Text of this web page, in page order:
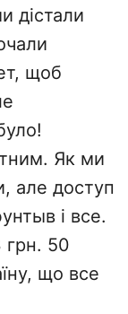
дістали
щоб
Як ми
але доступ
і все.
грн. 50
що все